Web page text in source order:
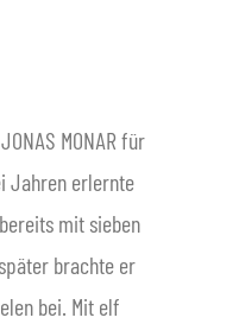
MONAR für
Jahren erlernte
mit sieben
brachte er
bei. Mit elf